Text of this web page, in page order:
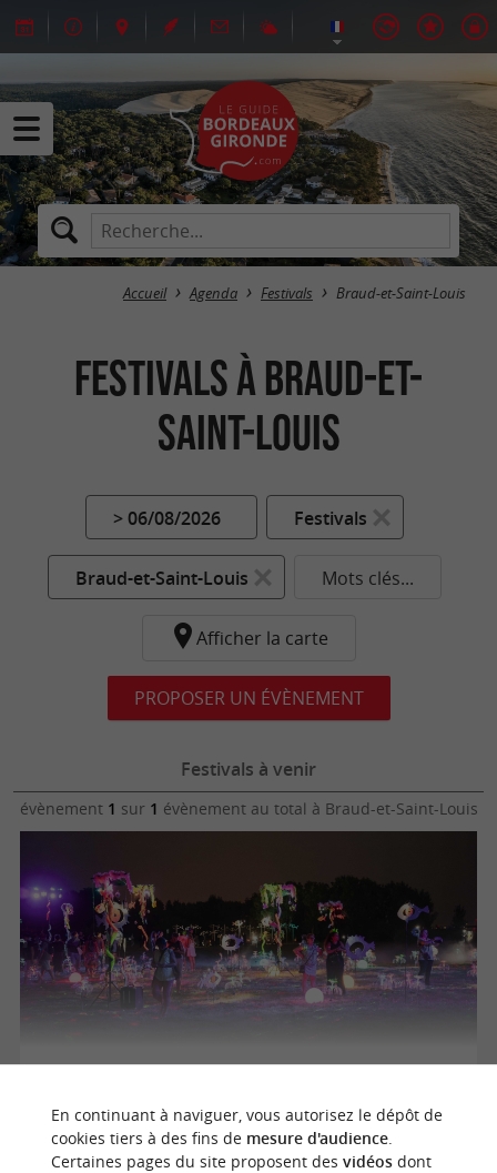
Accueil Agenda Festivals Braud-et-Saint-Louis
Festivals à Braud-et-
Saint-Louis
> 06/08/2026 Festivals
Braud-et-Saint-Louis Mots clés...
Afficher la carte
PROPOSER UN ÉVÈNEMENT
Festivals à venir
évènement 1 sur 1 évènement au total à Braud-et-Saint-Louis
15/08/2026
En continuant à naviguer, vous autorisez le dépôt de
cookies tiers à des fins de mesure d'audience.
Certaines pages du site proposent des vidéosdont